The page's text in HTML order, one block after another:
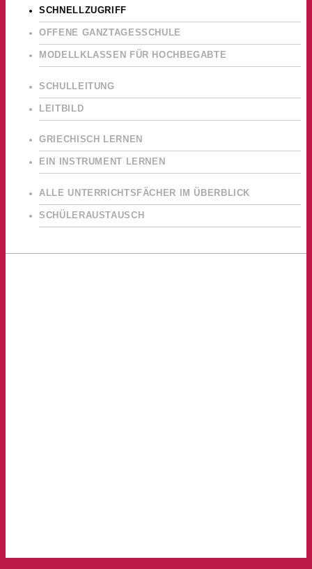
SCHNELLZUGRIFF
OFFENE GANZTAGESSCHULE
MODELLKLASSEN FÜR HOCHBEGABTE
SCHULLEITUNG
LEITBILD
GRIECHISCH LERNEN
EIN INSTRUMENT LERNEN
ALLE UNTERRICHTSFÄCHER IM ÜBERBLICK
SCHÜLERAUSTAUSCH